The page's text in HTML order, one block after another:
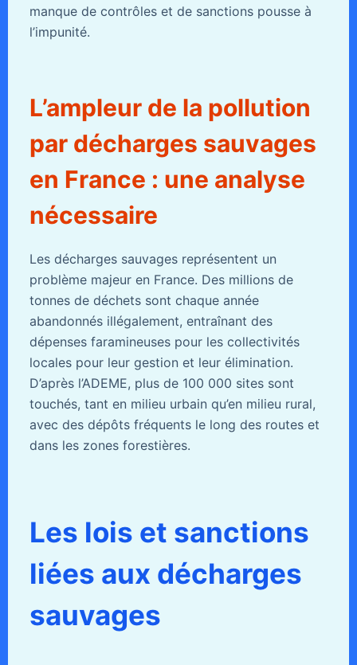
manque de contrôles et de sanctions pousse à
l’impunité.
L’ampleur de la pollution
par décharges sauvages
en France : une analyse
nécessaire
Les décharges sauvages représentent un
problème majeur en France. Des millions de
tonnes de déchets sont chaque année
abandonnés illégalement, entraînant des
dépenses faramineuses pour les collectivités
locales pour leur gestion et leur élimination.
D’après l’ADEME, plus de 100 000 sites sont
touchés, tant en milieu urbain qu’en milieu rural,
avec des dépôts fréquents le long des routes et
dans les zones forestières.
Les lois et sanctions
liées aux décharges
sauvages